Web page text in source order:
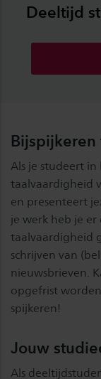
Deeltijd
Bijspijkeren
Als je studeert
taalvaardigheid
en presenteert
je werk heb je er
taalvaardigheid
schrijven van
nieuwsbrieven.
opgefrist
spijkeren!
Jouw
Als